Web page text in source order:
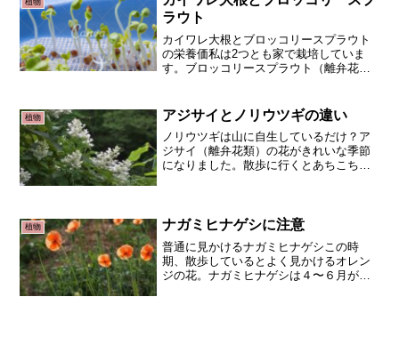
植物
ラウト
カイワレ大根とブロッコリースプラウト
の栄養価私は2つとも家で栽培していま
す。ブロッコリースプラウト（離弁花
は冷奴や湯豆腐のような豆腐料理の薬味
として食べています。食感や...
植物 アジサイとノリウツギの違い
ノリウツギは山に自生しているだけ？ア
ジサイ（離弁花類）の花がきれいな季節
になりました。散歩に行くとあちこちの
が咲いています。先日、こ...
植物 ナガミヒナゲシに注意
普通に見かけるナガミヒナゲシこの時
期、散歩しているとよく見かけるオレン
ジの花。ナガミヒナゲシは４〜６月が開